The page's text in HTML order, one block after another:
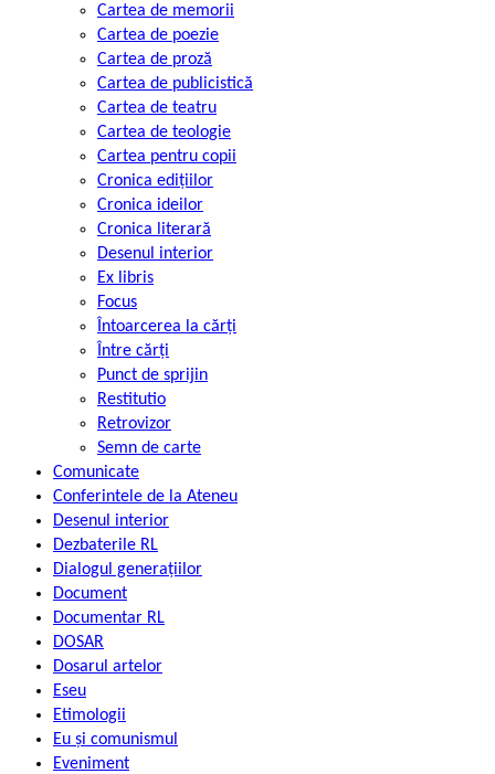
Cartea de memorii
Cartea de poezie
Cartea de proză
Cartea de publicistică
Cartea de teatru
Cartea de teologie
Cartea pentru copii
Cronica edițiilor
Cronica ideilor
Cronica literară
Desenul interior
Ex libris
Focus
Întoarcerea la cărți
Între cărți
Punct de sprijin
Restitutio
Retrovizor
Semn de carte
Comunicate
Conferintele de la Ateneu
Desenul interior
Dezbaterile RL
Dialogul generațiilor
Document
Documentar RL
DOSAR
Dosarul artelor
Eseu
Etimologii
Eu și comunismul
Eveniment